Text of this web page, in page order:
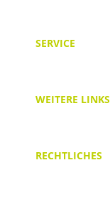
SERVICE
WEITERE LINKS
RECHTLICHES